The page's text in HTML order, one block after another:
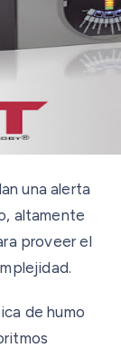
una alerta
altamente
proveer el
de humo